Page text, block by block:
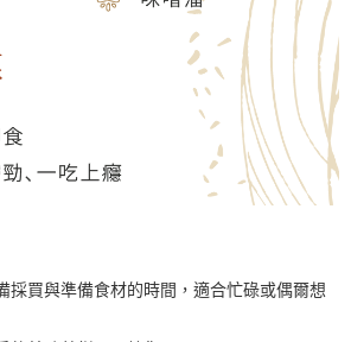
採買與準備食材的時間，適合忙碌或偶爾想